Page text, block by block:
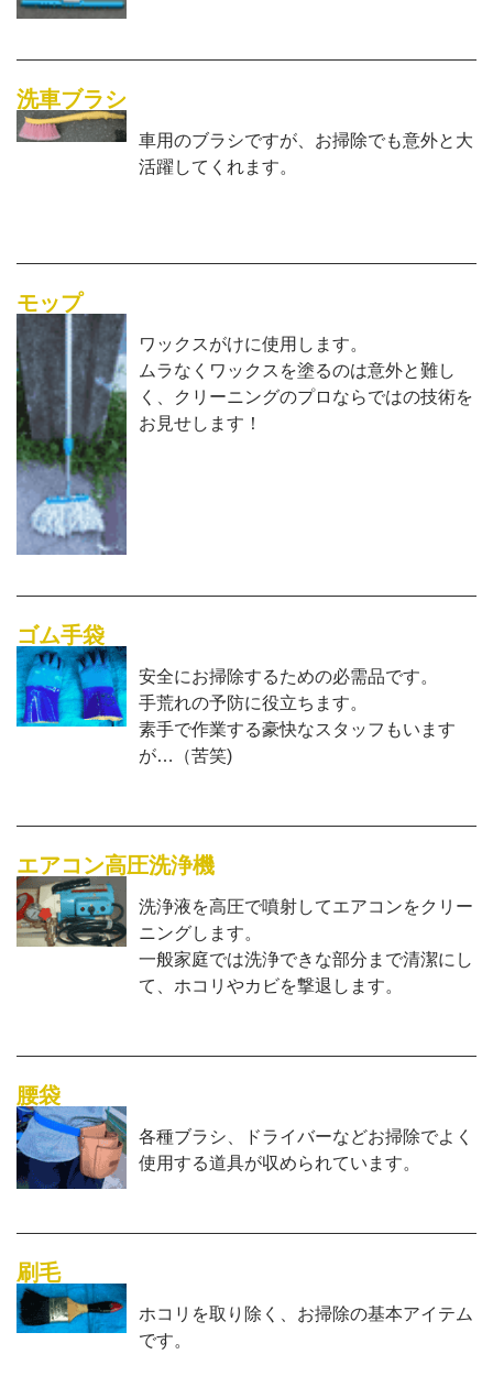
洗車ブラシ
車用のブラシですが、お掃除でも意外と大
活躍してくれます。
モップ
ワックスがけに使用します。
ムラなくワックスを塗るのは意外と難し
く、クリーニングのプロならではの技術を
お見せします！
ゴム手袋
安全にお掃除するための必需品です。
手荒れの予防に役立ちます。
素手で作業する豪快なスタッフもいます
が…（苦笑)
エアコン高圧洗浄機
洗浄液を高圧で噴射してエアコンをクリー
ニングします。
一般家庭では洗浄できな部分まで清潔にし
て、ホコリやカビを撃退します。
腰袋
各種ブラシ、ドライバーなどお掃除でよく
使用する道具が収められています。
刷毛
ホコリを取り除く、お掃除の基本アイテム
です。